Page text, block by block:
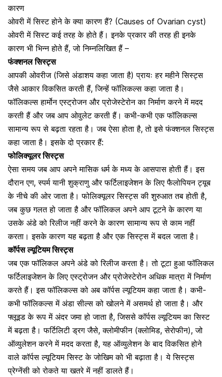
कारण
ओवरी में सिस्ट होने के क्या कारण हैं? (Causes of Ovarian cyst)
ओवरी में सिस्ट कई तरह के होते हैं। इनके प्रकार की तरह ही इनके
कारण भी भिन्न होते हैं, जो निम्नलिखित हैं –
फंक्शनल सिस्ट्स
आपकी ओवरीज (जिसे अंडाशय कहा जाता है) प्रायः हर महीने सिस्ट्स
जैसे आकार विकसित करती हैं, जिन्हें फॉलिकल्स कहा जाता है।
फॉलिकल्स हार्मोन एस्ट्रोजन और प्रोजेस्टेरोन का निर्माण करने में मदद
करती हैं और जब आप ओवुलेट करती हैं। कभी-कभी एक फॉलिकल्स
सामान्य रूप से बढ़ता रहता है। जब ऐसा होता है, तो इसे फंक्शनल सिस्ट्स
कहा जाता है। इसके दो प्रकार हैं:
फोलिक्यूलर सिस्ट्स
ऐसा समय जब आप अपने मासिक धर्म के मध्य के आसपास होती हैं। इस
दौरान एग,स्पर्म यानी शुक्राणु और फर्टिलाइजेशन के लिएफैलोपियन ट्यूब
के नीचे की ओर जाता है। फोलिक्यूलर सिस्ट्स की शुरुआत तब होती है,
जब कुछ गलत हो जाता है और फॉलिकल अपने आप टूटने के कारण या
उसके अंडे को रिलीज नहीं करने के कारण सामान्य रूप से काम नहीं
करता। इसके कारण यह बढ़ता है और एक सिस्ट्स में बदल जाता है।
कॉर्पस ल्यूटियम सिस्ट्स
जब एक फॉलिकल अपने अंडे को रिलीज करता है। तो टूटा हुआ फॉलिकल
फर्टिलाइजेशन के लिए एस्ट्रोजन और प्रोजेस्टेरोन अधिक मात्रा में निर्माण
करते हैं। इस फॉलिकल्स को अब कॉर्पस ल्यूटियम कहा जाता है। कभी-
कभी फॉलिकल्स में अंडा सील्स को खोलने में असमर्थ हो जाता है। और
फ्लूइड के रूप में अंदर जमा हो जाता है, जिससे कॉर्पस ल्यूटियम का सिस्ट
में बढ़ता है।फर्टिलिटी ड्रग जैसे, क्लोमीफीन (क्लोमिड, सेरोफीन), जो
ऑव्युलेशन करने में मदद करता है, यह ऑव्युलेशन के बाद विकसित होने
वाले कॉर्पस ल्यूटियम सिस्ट के जोखिम को भी बढ़ाता है। ये सिस्ट्स
प्रेग्नेंसी को रोकते या खतरे में नहीं डालते हैं।